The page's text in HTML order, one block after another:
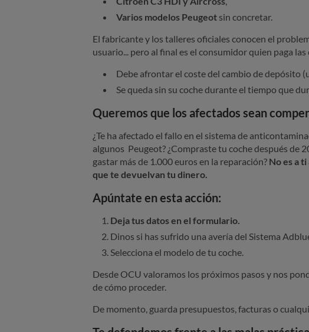
Varios modelos Peugeot sin concretar.
El fabricante y los talleres oficiales conocen el
usuario... pero al final es el consumidor quien paga las
Debe afrontar el coste del cambio de depósito
Se queda sin su coche durante el tiempo que
Queremos que los afectados sean
¿Te ha afectado el fallo en el sistema de
algunos Peugeot? ¿Compraste tu coche después de
gastar más de 1.000 euros en la reparación? No es a
que te devuelvan tu dinero.
Apúntate en esta acción:
Deja tus datos en el formulario.
Dinos si has sufrido una avería del Sistema
Selecciona el modelo de tu coche.
Desde OCU valoramos los próximos pasos y nos
de cómo proceder.
De momento, guarda presupuestos, facturas o